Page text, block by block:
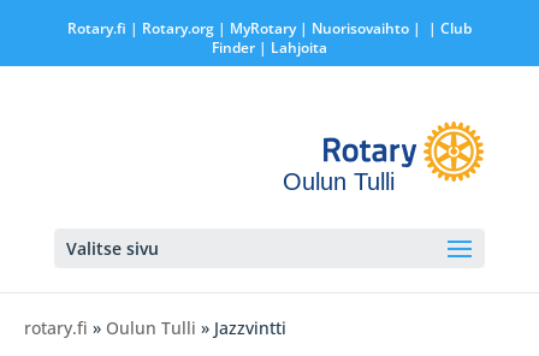
Rotary.fi | Rotary.org| MyRotary | Nuorisovaihto|
| Club
Finder| Lahjoita
Oulun Tulli
Valitse sivu
rotary.fi » Oulun Tulli » Jazzvintti